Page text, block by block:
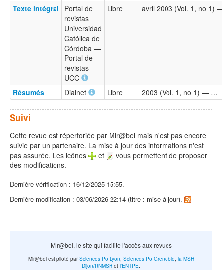
Texte intégral
Portal de
revistas
Universidad
Católica de
Córdoba —
Portal de
revistas
UCC
Libre avril 2003 (Vol. 1, no 1)
Résumés Dialnet Libre 2003 (Vol. 1, no 1) — …
Suivi
Cette revue est répertoriée par Mir@bel mais n'est pas encore
suivie par un partenaire. La mise à jour des informations n'est
pas assurée. Les icônes
et
vous permettent de proposer
des modifications.
Dernière vérification : 16/12/2025 15:55.
Dernière modification : 03/06/2026 22:14 (titre : mise à jour).
Mir@bel, le site qui facilite l'accès aux revues
Mir@bel est piloté parSciences Po Lyon, Sciences Po Grenoble, la MSH
Dijon/RNMSH et l'ENTPE.